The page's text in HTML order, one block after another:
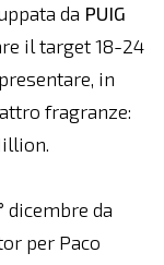
da PUIG
il target 18-24
in
fragranze:
dicembre da
per Paco